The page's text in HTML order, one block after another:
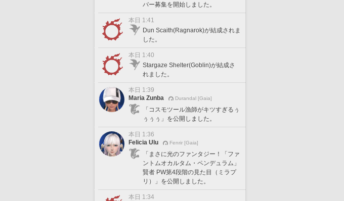
バー募集を開始しました。
本日 1:41
Dun Scaith(Ragnarok)が結成されま
した。
本日 1:40
Stargaze Shelter(Goblin)が結成さ
れました。
本日 1:39
Maria Zunba
Durandal [Gaia]
「コスモツール漁師がキツすぎるぅ
ぅぅぅ」を公開しました。
本日 1:36
Felicia Ulu
Fenrir [Gaia]
「まさに光のファンタジー！「ファ
ントムオカルタム・ペンデュラム」
賢者 PW第4段階の見た目（ミラプ
リ）」を公開しました。
本日 1:34